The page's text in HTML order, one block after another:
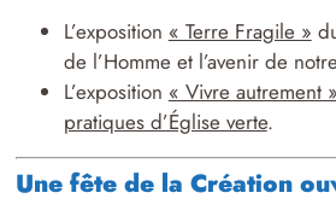
L’exposition « Terre Fragile »
de l’Homme et l’avenir de
L’exposition « Vivre autrement »
pratiques d’Église verte.
Une fête de la Création